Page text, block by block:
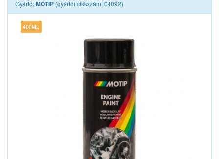
Gyártó:MOTIP (gyártói cikkszám: 04092)
400ML